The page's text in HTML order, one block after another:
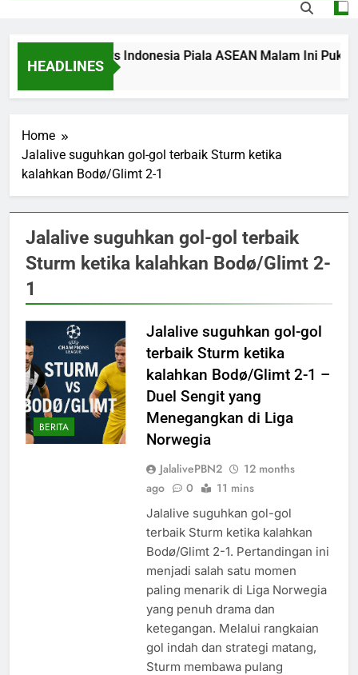
HEADLINES
Duel Singapura vs Indonesia Piala ASEAN Malam Ini
10 Hours Ago
Home
Jalalive suguhkan gol-gol terbaik Sturm ketika
kalahkan Bodø/Glimt 2-1
Jalalive suguhkan gol-gol terbaik
Sturm ketika kalahkan Bodø/Glimt 2-
1
BERITA
Jalalive suguhkan gol-gol
terbaik Sturm ketika
kalahkan Bodø/Glimt 2-1 –
Duel Sengit yang
Menegangkan di Liga
Norwegia
JalalivePBN2
12 months
ago
0 11 mins
Jalalive suguhkan gol-gol
terbaik Sturm ketika kalahkan
Bodø/Glimt 2-1. Pertandingan ini
menjadi salah satu momen
paling menarik di Liga Norwegia
yang penuh drama dan
ketegangan. Melalui rangkaian
gol indah dan strategi matang,
Sturm membawa pulang